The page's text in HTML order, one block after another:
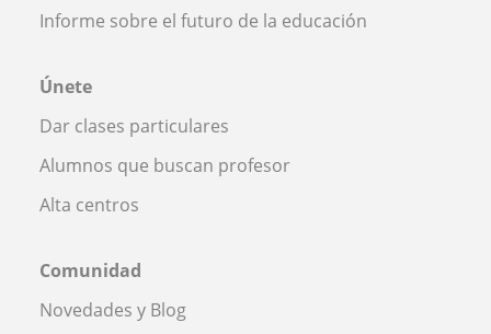
Informe sobre el futuro de la educación
Únete
Dar clases particulares
Alumnos que buscan profesor
Alta centros
Comunidad
Novedades y Blog